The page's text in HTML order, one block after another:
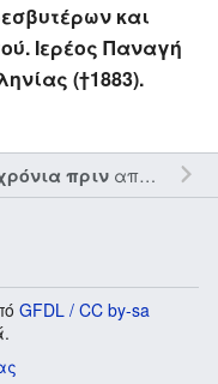
και
Ιερέος Παναγή
(†1883).
πριναπό τον την
GFDL / CC by-sa